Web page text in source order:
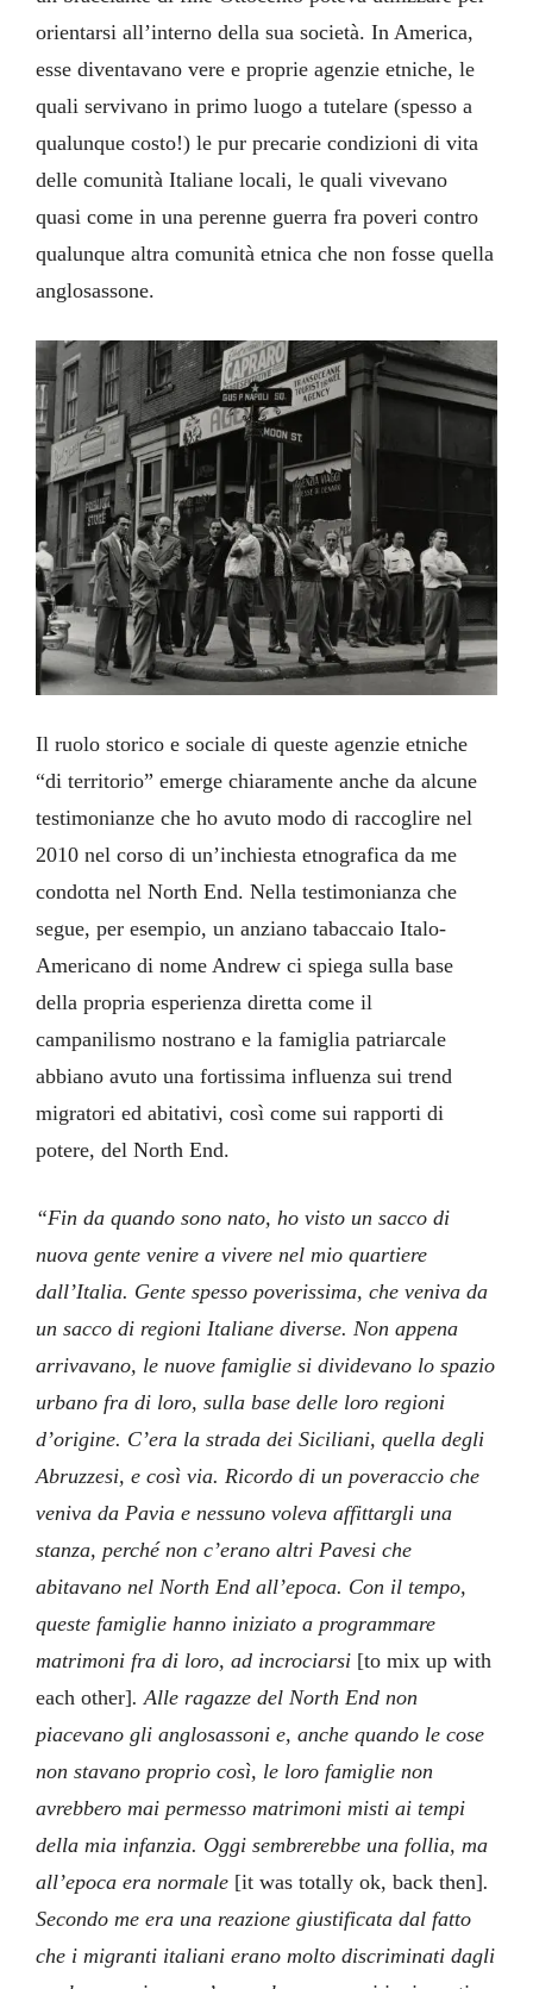
orientarsi all’interno della sua società. In America,
esse diventavano vere e proprie agenzie etniche, le
quali servivano in primo luogo a tutelare (spesso a
qualunque costo!) le pur precarie condizioni di vita
delle comunità Italiane locali, le quali vivevano
quasi come in una perenne guerra fra poveri contro
qualunque altra comunità etnica che non fosse quella
anglosassone.
Il ruolo storico e sociale di queste agenzie etniche
“di territorio” emerge chiaramente anche da alcune
testimonianze che ho avuto modo di raccoglire nel
2010 nel corso di un’inchiesta etnografica da me
condotta nel North End. Nella testimonianza che
segue, per esempio, un anziano tabaccaio Italo-
Americano di nome Andrew ci spiega sulla base
della propria esperienza diretta come il
campanilismo nostrano e la famiglia patriarcale
abbiano avuto una fortissima influenza sui trend
migratori ed abitativi, così come sui rapporti di
potere, del North End.
“Fin da quando sono nato, ho visto un sacco di
nuova gente venire a vivere nel mio quartiere
dall’Italia. Gente spesso poverissima, che veniva da
un sacco di regioni Italiane diverse. Non appena
arrivavano, le nuove famiglie si dividevano lo spazio
urbano fra di loro, sulla base delle loro regioni
d’origine. C’era la strada dei Siciliani, quella degli
Abruzzesi, e così via. Ricordo di un poveraccio che
veniva da Pavia e nessuno voleva affittargli una
stanza, perché non c’erano altri Pavesi che
abitavano nel North End all’epoca. Con il tempo,
queste famiglie hanno iniziato a programmare
matrimoni fra di loro, ad incrociarsi [to mix up with
each other]. Alle ragazze del North End non
piacevano gli anglosassoni e, anche quando le cose
non stavano proprio così, le loro famiglie non
avrebbero mai permesso matrimoni misti ai tempi
della mia infanzia. Oggi sembrerebbe una follia, ma
all’epoca era normale [it was totally ok, back then].
Secondo me era una reazione giustificata dal fatto
che i migranti italiani erano molto discriminati dagli